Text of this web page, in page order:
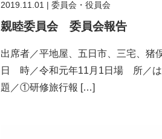
2019.11.01 委員会・役員会
親睦委員会 委員会報告
出席者／平地屋、五日市、三宅、猪
日 時／令和元年11月1日場 所／
題／①研修旅行報 […]